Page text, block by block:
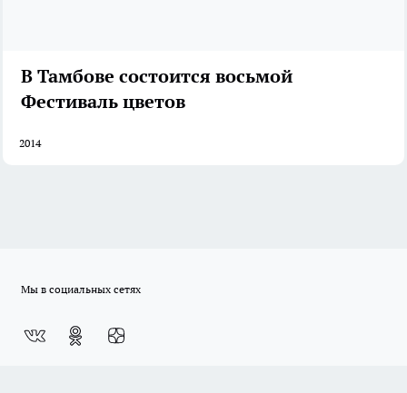
В Тамбове состоится восьмой
Фестиваль цветов
2014
Мы в социальных сетях